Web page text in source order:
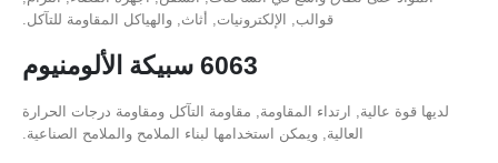
قوالب, الإلكترونيات, أثاث, والهياكل المقاومة للتآكل.
6063 سبيكة الألومنيوم
لديها قوة عالية, ارتداء المقاومة, مقاومة التآكل ومقاومة درجات الحرارة
العالية, ويمكن استخدامها لبناء الملامح والملامح الصناعية.